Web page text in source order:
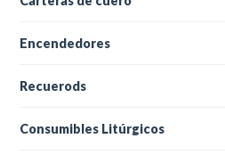
Encendedores
Recuerods
Consumibles Litúrgicos